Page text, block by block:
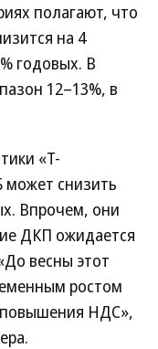
полагают, что
на 4
годовых. В
12–13%, в
«Т-
снизить
Впрочем, они
ДКП ожидается
весны этот
ростом
НДС»,